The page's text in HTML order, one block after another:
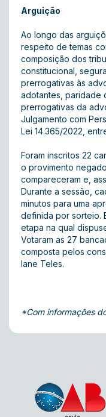
Arguição
Ao longo das
respeito de temas
composição dos
constitucional,
prerrogativas às
adotantes, paridade
prerrogativas da
Julgamento com
Lei 14.365/2022,
Foram inscritos 22
o provimento
compareceram e,
Durante a sessão,
minutos para uma
definida por sorteio.
etapa na qual
Votaram as 27
composta pelos
Iane Teles.
*Com informações